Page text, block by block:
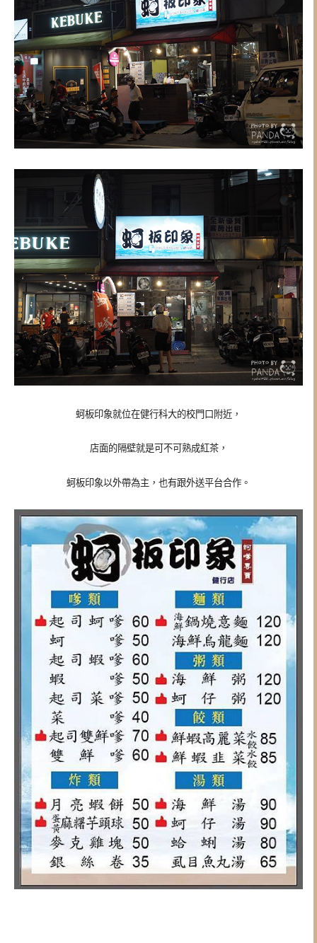
蚵板印象就位在健行科大的校門口附近，
店面的隔壁就是可不可熟成紅茶，
蚵板印象以外帶為主，也有跟外送平台合作。